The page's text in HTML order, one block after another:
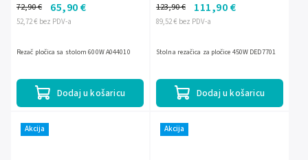
52,72 € bez PDV-a
72,90 € 65,90 €
Dodaj u košaricu
Rezač pločica sa stolom 600W A044010
89,52 € bez PDV-a
123,90 € 111,90 €
Dodaj u košaricu
Stolna rezačica za pločice 450W DED7701
Akcija Akcija